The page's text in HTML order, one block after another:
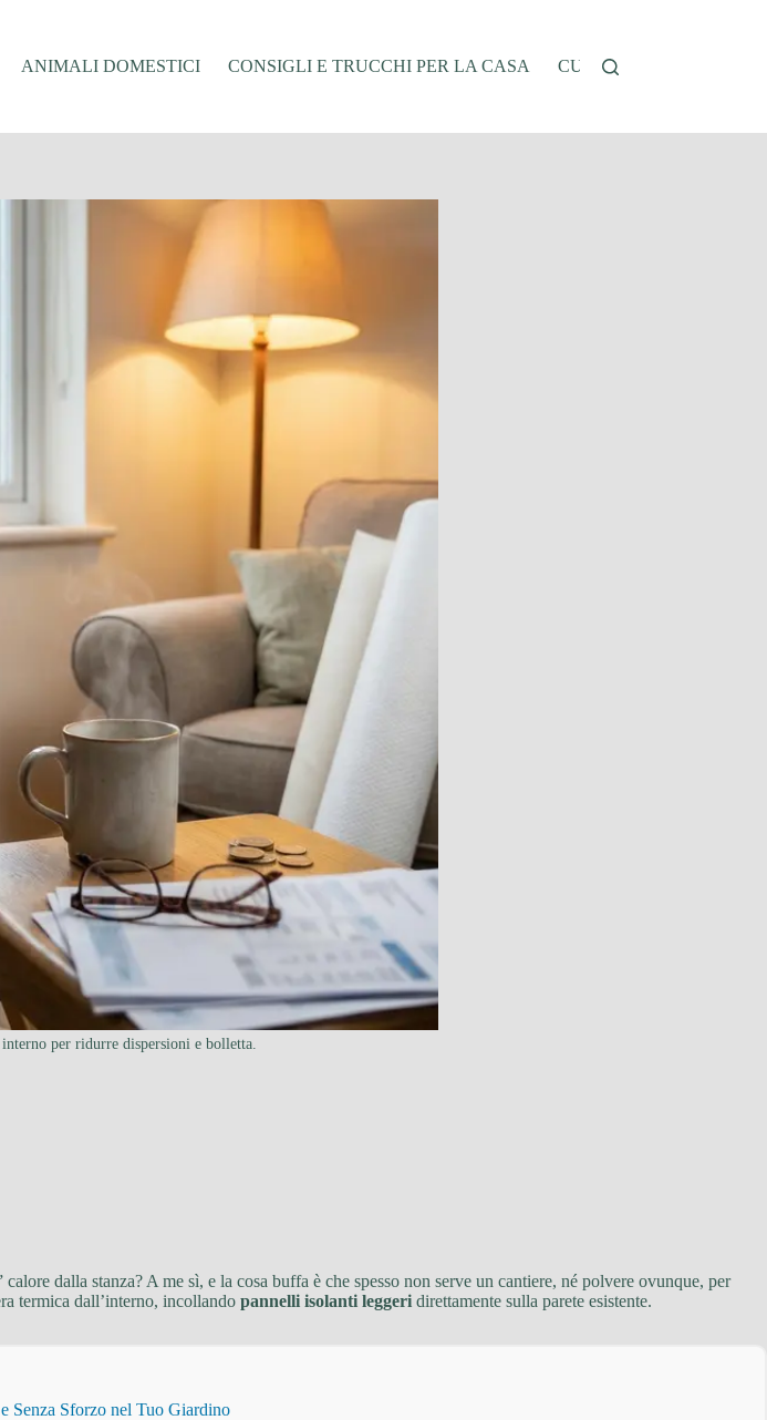
ANIMALI DOMESTICI CONSIGLI E TRUCCHI PER LA CASA CUCINA E RICETTE
per ridurre dispersioni e bolletta.
dalla stanza? A me sì, e la cosa buffa è che spesso non serve un cantiere, né polvere ovunque, per
termica dall’interno, incollando pannelli isolanti leggeri direttamente sulla parete esistente.
Senza Sforzo nel Tuo Giardino